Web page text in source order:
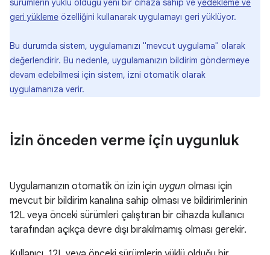
sürümlerin yüklü olduğu yeni bir cihaza sahip veyedekleme ve
geri yükleme özelliğini kullanarak uygulamayı geri yüklüyor.
Bu durumda sistem, uygulamanızı "mevcut uygulama" olarak
değerlendirir. Bu nedenle, uygulamanızın bildirim göndermeye
devam edebilmesi için sistem, izni otomatik olarak
uygulamanıza verir.
İzin önceden verme için uygunluk
Uygulamanızın otomatik ön izin için uygun olması için
mevcut bir bildirim kanalına sahip olması ve bildirimlerinin
12L veya önceki sürümleri çalıştıran bir cihazda kullanıcı
tarafından açıkça devre dışı bırakılmamış olması gerekir.